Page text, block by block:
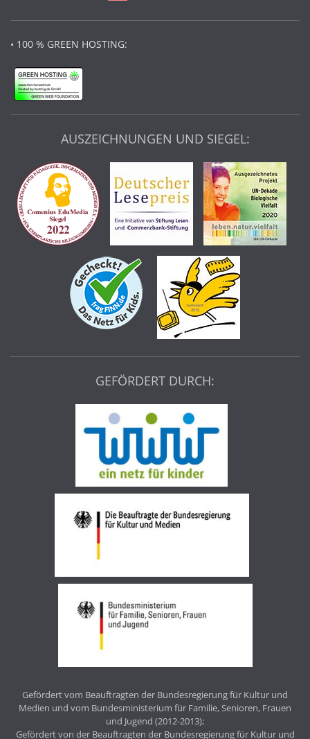
• 100 % GREEN HOSTING:
AUSZEICHNUNGEN UND SIEGEL:
GEFÖRDERT DURCH:
Gefördert vom Beauftragten der Bundesregierung für Kultur und
Medien und vom Bundesministerium für Familie, Senioren, Frauen
und Jugend (2012-2013);
Gefördert von der Beauftragten der Bundesregierung für Kultur und